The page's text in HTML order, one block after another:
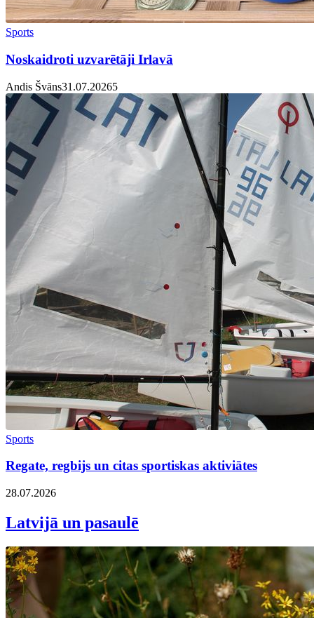
Sports
Noskaidroti uzvarētāji Irlavā
Andis Švāns31.07.20265
Sports
Regate, regbijs un citas sportiskas aktiviātes
28.07.2026
Latvijā un pasaulē